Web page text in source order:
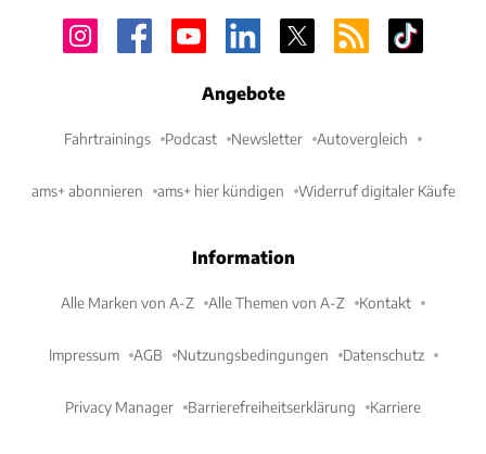
Angebote
Fahrtrainings Podcast Newsletter Autovergleich
ams+ abonnieren ams+ hier kündigen Widerruf digitaler Käufe
Information
Alle Marken von A-Z Alle Themen von A-Z Kontakt
Impressum AGB Nutzungsbedingungen Datenschutz
Privacy Manager Barrierefreiheitserklärung Karriere